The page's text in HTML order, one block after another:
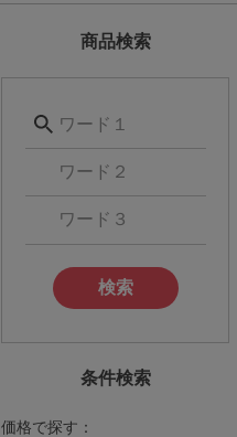
商品検索
検索
条件検索
価格で探す：